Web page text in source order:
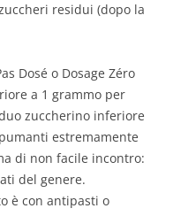
residui (dopo la
Dosé o Dosage Zéro
a 1 grammo per
zuccherino inferiore
estremamente
di non facile incontro:
del genere.
è con antipasti o